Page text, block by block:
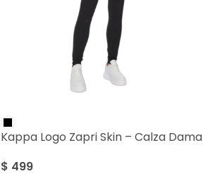
Kappa Logo Zapri Skin – Calza Dama
$ 499